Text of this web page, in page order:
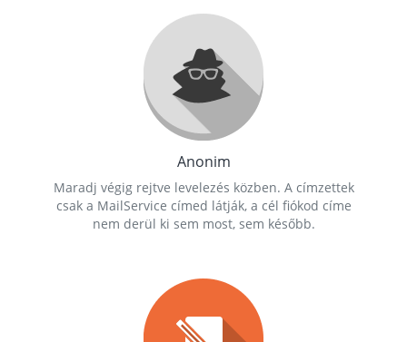
Anonim
Maradj végig rejtve levelezés közben. A címzettek
csak a MailService címed látják, a cél fiókod címe
nem derül ki sem most, sem később.